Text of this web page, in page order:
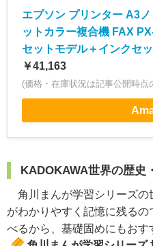
エプソン プリンター A3
ットカラー複合機 FAX
セットモデル＋インクセ
￥41,163
(価格・在庫状況は記事公開時点
KADOKAWA世界の歴史
角川まんが学習シリーズの
がわかりやすく記憶に残る
べるから、基礎固めにもおす